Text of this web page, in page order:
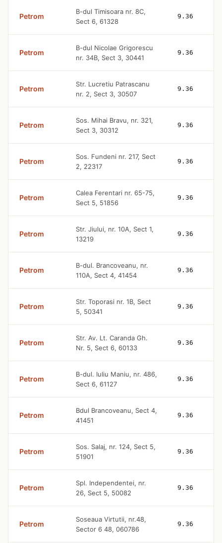
Petrom
B-dul Timisoara nr. 8C,
Sect 6, 61328
9.36
Petrom
B-dul Nicolae Grigorescu
nr. 34B, Sect 3, 30441
9.36
Petrom
Str. Lucretiu Patrascanu
nr. 2, Sect 3, 30507
9.36
Petrom
Sos. Mihai Bravu, nr. 321,
Sect 3, 30312
9.36
Petrom
Sos. Fundeni nr. 217, Sect
2, 22317
9.36
Petrom
Calea Ferentari nr. 65-75,
Sect 5, 51856
9.36
Petrom
Str. Jiului, nr. 10A, Sect 1,
13219
9.36
Petrom
B-dul. Brancoveanu, nr.
110A, Sect 4, 41454
9.36
Petrom
Str. Toporasi nr. 1B, Sect
5, 50341
9.36
Petrom
Str. Av. Lt. Caranda Gh.
Nr. 5, Sect 6, 60133
9.36
Petrom
B-dul. Iuliu Maniu, nr. 486,
Sect 6, 61127
9.36
Petrom
Bdul Brancoveanu, Sect 4,
41451
9.36
Petrom
Sos. Salaj, nr. 124, Sect 5,
51901
9.36
Petrom
Spl. Independentei, nr.
26, Sect 5, 50082
9.36
Petrom
Soseaua Virtutii, nr.48,
Sector 6 48, 060786
9.36